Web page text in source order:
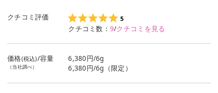
クチコミ評価 5
クチコミ数： 9/クチコミを見る
価格(税込)/容量
（当社調べ）
6,380円/6g
6,380円/6g（限定）